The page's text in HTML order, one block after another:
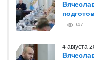
947
4 августа